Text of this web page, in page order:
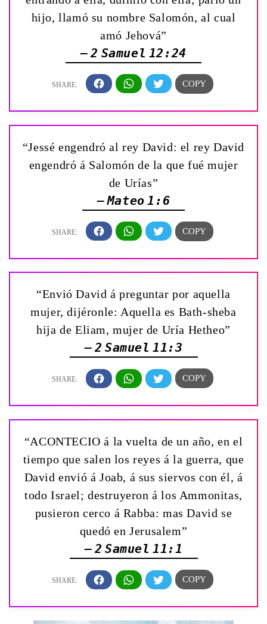
hijo, llamó su nombre Salomón, al cual
amó Jehová”
— 2 Samuel 12:24
“Jessé engendró al rey David: el rey David
engendró á Salomón de la que fué mujer
de Urías”
— Mateo 1:6
“Envió David á preguntar por aquella
mujer, dijéronle: Aquella es Bath-sheba
hija de Eliam, mujer de Uría Hetheo”
— 2 Samuel 11:3
“ACONTECIO á la vuelta de un año, en el
tiempo que salen los reyes á la guerra, que
David envió á Joab, á sus siervos con él, á
todo Israel; destruyeron á los Ammonitas,
pusieron cerco á Rabba: mas David se
quedó en Jerusalem”
— 2 Samuel 11:1